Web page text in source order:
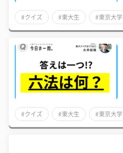
#クイズ #東大生 #東京大学
#クイズ #東大生 #東京大学